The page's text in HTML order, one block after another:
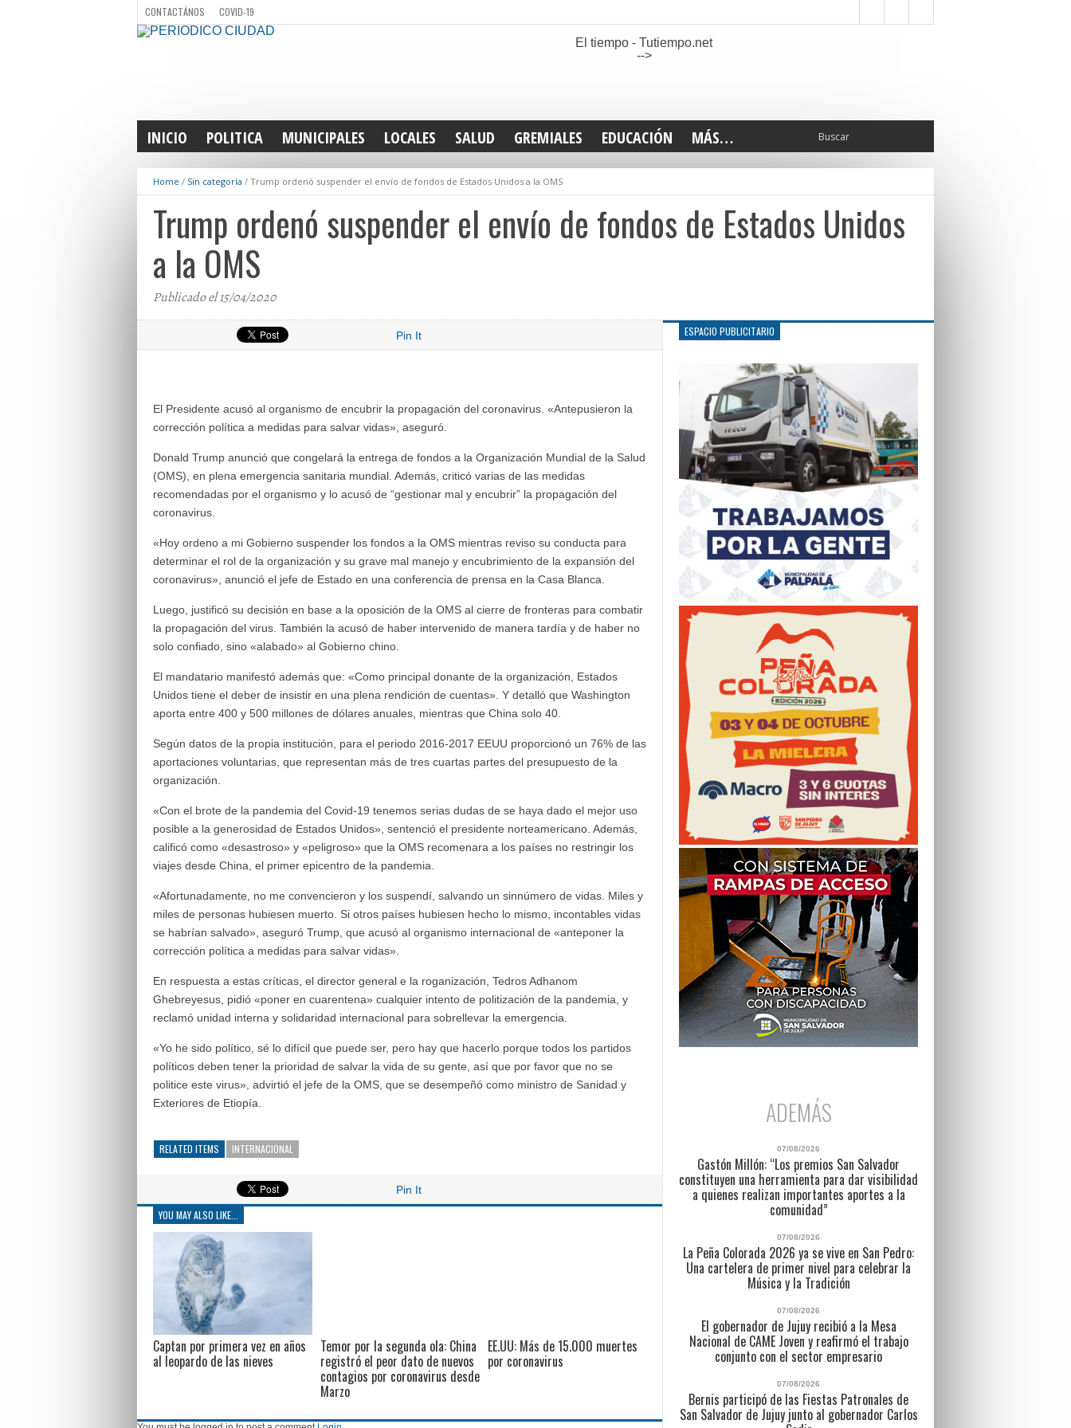
CONTACTÁNOS COVID-19
El tiempo - Tutiempo.net
-->
INICIO POLITICA MUNICIPALES LOCALES SALUD GREMIALES EDUCACIÓN MÁS…
INTERIOR
DEPORTES
ELECCIONES 2025
LEGISLATIVO
Home / Sin categoría / Trump ordenó suspender el envío de fondos de Estados Unidos a la OMS
Trump ordenó suspender el envío de fondos de Estados Unidos
a la OMS
Publicado el 15/04/2020
Pin It
El Presidente acusó al organismo de encubrir la propagación del coronavirus. «Antepusieron la
corrección política a medidas para salvar vidas», aseguró.
Donald Trump anunció que congelará la entrega de fondos a la Organización Mundial de la Salud
(OMS), en plena emergencia sanitaria mundial. Además, criticó varias de las medidas
recomendadas por el organismo y lo acusó de “gestionar mal y encubrir” la propagación del
coronavirus.
«Hoy ordeno a mi Gobierno suspender los fondos a la OMS mientras reviso su conducta para
determinar el rol de la organización y su grave mal manejo y encubrimiento de la expansión del
coronavirus», anunció el jefe de Estado en una conferencia de prensa en la Casa Blanca.
Luego, justificó su decisión en base a la oposición de la OMS al cierre de fronteras para combatir
la propagación del virus. También la acusó de haber intervenido de manera tardía y de haber no
solo confiado, sino «alabado» al Gobierno chino.
El mandatario manifestó además que: «Como principal donante de la organización, Estados
Unidos tiene el deber de insistir en una plena rendición de cuentas». Y detalló que Washington
aporta entre 400 y 500 millones de dólares anuales, mientras que China solo 40.
Según datos de la propia institución, para el periodo 2016-2017 EEUU proporcionó un 76% de las
aportaciones voluntarias, que representan más de tres cuartas partes del presupuesto de la
organización.
«Con el brote de la pandemia del Covid-19 tenemos serias dudas de se haya dado el mejor uso
posible a la generosidad de Estados Unidos», sentenció el presidente norteamericano. Además,
calificó como «desastroso» y «peligroso» que la OMS recomenara a los países no restringir los
viajes desde China, el primer epicentro de la pandemia.
«Afortunadamente, no me convencieron y los suspendí, salvando un sinnúmero de vidas. Miles y
miles de personas hubiesen muerto. Si otros países hubiesen hecho lo mismo, incontables vidas
se habrían salvado», aseguró Trump, que acusó al organismo internacional de «anteponer la
corrección política a medidas para salvar vidas».
En respuesta a estas críticas, el director general e la roganización, Tedros Adhanom
Ghebreyesus, pidió «poner en cuarentena» cualquier intento de politización de la pandemia, y
reclamó unidad interna y solidaridad internacional para sobrellevar la emergencia.
«Yo he sido político, sé lo difícil que puede ser, pero hay que hacerlo porque todos los partidos
políticos deben tener la prioridad de salvar la vida de su gente, así que por favor que no se
politice este virus», advirtió el jefe de la OMS, que se desempeñó como ministro de Sanidad y
Exteriores de Etiopía.
RELATED ITEMS INTERNACIONAL
Pin It
YOU MAY ALSO LIKE...
Captan por primera vez en años
al leopardo de las nieves
Temor por la segunda ola: China
registró el peor dato de nuevos
contagios por coronavirus desde
Marzo
EE.UU: Más de 15.000 muertes
por coronavirus
ESPACIO PUBLICITARIO
ADEMÁS
07/08/2026
Gastón Millón: “Los premios San Salvador
constituyen una herramienta para dar visibilidad
a quienes realizan importantes aportes a la
comunidad”
07/08/2026
La Peña Colorada 2026 ya se vive en San Pedro:
Una cartelera de primer nivel para celebrar la
Música y la Tradición
07/08/2026
El gobernador de Jujuy recibió a la Mesa
Nacional de CAME Joven y reafirmó el trabajo
conjunto con el sector empresario
07/08/2026
Bernis participó de las Fiestas Patronales de
San Salvador de Jujuy junto al gobernador Carlos